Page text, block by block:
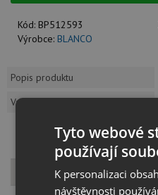
Kód: BP512593
Výrobce: BLANCO
Popis produktu
Vzorník barev
Popis produktu
Tyto webové
používají
K personalizaci
návštěvnosti